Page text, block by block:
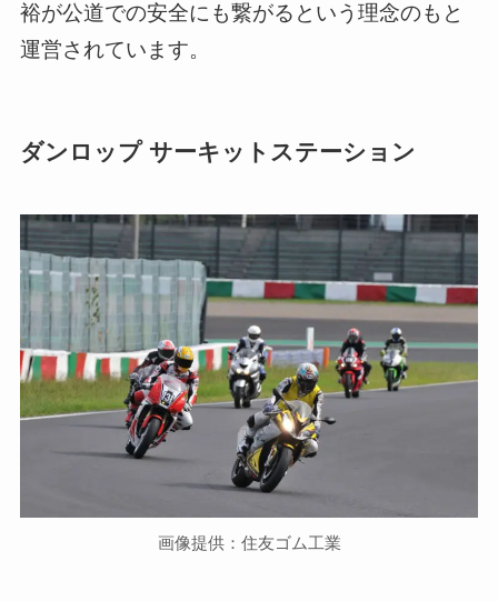
裕が公道での安全にも繋がるという理念のもと
運営されています。
ダンロップ サーキットステーション
画像提供：住友ゴム工業